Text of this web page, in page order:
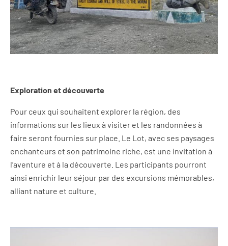
Exploration et découverte
Pour ceux qui souhaitent explorer la région, des
informations sur les lieux à visiter et les randonnées à
faire seront fournies sur place. Le Lot, avec ses paysages
enchanteurs et son patrimoine riche, est une invitation à
l’aventure et à la découverte. Les participants pourront
ainsi enrichir leur séjour par des excursions mémorables,
alliant nature et culture.